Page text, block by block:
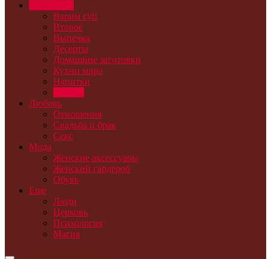
Варим суп
Второе
Выпечка
Десерты
Домашние заготовки
Кухни мира
Напитки
Любовь
Отношения
Свадьба и брак
Секс
Мода
Женские аксессуары
Женский гардероб
Обувь
Еще
Люди
Церковь
Психология
Магия